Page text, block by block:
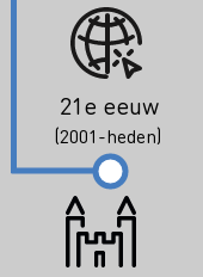
21e eeuw
(2001-heden)